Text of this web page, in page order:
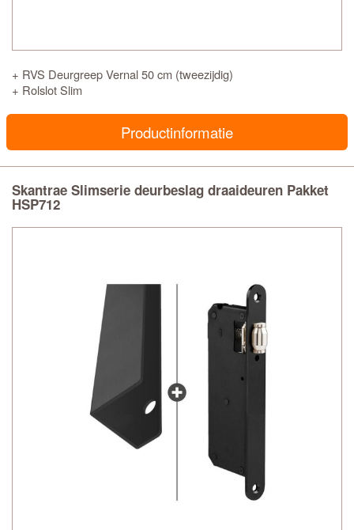
+ RVS Deurgreep Vernal 50 cm (tweezijdig)
+ Rolslot Slim
Productinformatie
Skantrae Slimserie deurbeslag draaideuren Pakket
HSP712